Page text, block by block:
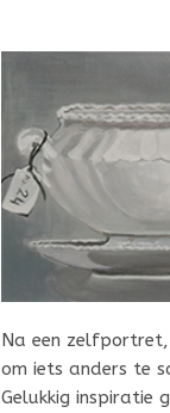
Na een
om iets anders te
Gelukkig inspiratie